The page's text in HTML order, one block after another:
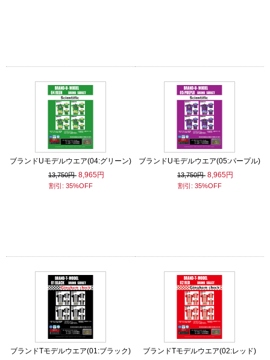
ブランドUモデルウエア(04:グリーン)
13,750円 8,965円
割引: 35%OFF
ブランドUモデルウエア(05:パープル)
13,750円 8,965円
割引: 35%OFF
ブランドTモデルウエア(01:ブラック) ブランドTモデルウエア(02:レッド)